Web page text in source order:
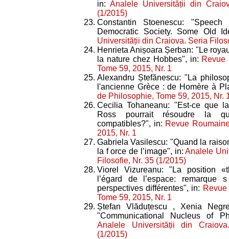
in: Analele Universității din
(1/2015)
Constantin Stoenescu:
Democratic Society. Some Old
Universității din Craiova. Seria
Henrieta Anișoara Șerban: "Le
la nature chez Hobbes", in: Revue
Tome 59, 2015, Nr. 1
Alexandru Ștefănescu: "La
l'ancienne Grèce : de Homère à
de Philosophie, Tome 59, 2015, Nr.
Cecilia Tohaneanu: "Est-ce que
Ross pourrait résoudre la
compatibles?", in: Revue
2015, Nr. 1
Gabriela Vasilescu: "Quand la
la f orce de l’image", in:Analele
Filosofie, Nr. 35 (1/2015)
Viorel Vizureanu: "La position
l’égard de l’espace:
perspectives différentes", in:
Tome 59, 2015, Nr. 1
Ștefan Vlăduțescu , Xenia
"Communicational Nucleus of
Analele Universității din
(1/2015)